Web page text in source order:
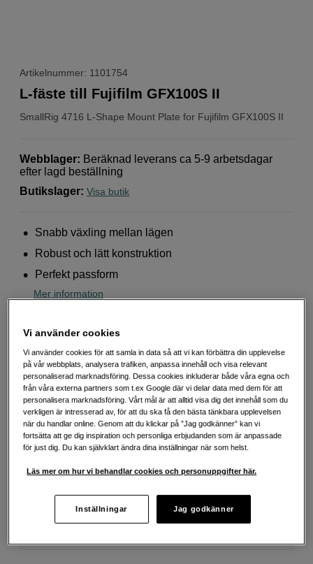
Artikelnummer: 1101754
SmallRig 4716 L-Shape Mount Plate for Fujifilm GFX100S II
L-fäste till Fujifilm GFX100S II
Webblager: Beräknad leverans ca 5-9 arbetsdagar
efter lagd beställning
Butikslager: Visa butik
Snabb växling mellan lägen
Robust och lätt konstruktion
Perfekt passform
Mer information
1 290 SEK
Antal
Lägg i kundvagn
Delbetala från 78 SEK/mån via
Startavgift 579 SEK, aviavgift 45 SEK/mån tillkommer
Att låna kostar pengar! Om du inte kan betala tillbaka skulden i tid
bostad, teckna abonnemang och få nya lån. För stöd, vänd dig till budget-
och skuldrådgivningen i din kommun. Kontaktuppgifter finns på
Vi använder cookies
Vi använder cookies för att samla in data så att vi kan förbättra din upplevelse
på vår webbplats, analysera trafiken, anpassa innehåll och visa relevant
personaliserad marknadsföring. Dessa cookies inkluderar både våra egna och
från våra externa partners som t.ex Google där vi delar data med dem för att
personalisera marknadsföring. Vårt mål är att alltid visa dig det innehåll som du
verkligen är intresserad av, för att du ska få den bästa tänkbara upplevelsen
när du handlar online. Genom att du klickar på ”Jag godkänner” kan vi
fortsätta att ge dig inspiration och personliga erbjudanden som är anpassade
för just dig. Du kan självklart ändra dina inställningar när som helst.
Läs mer om hur vi behandlar cookies och personuppgifter här.
Inställningar Jag godkänner